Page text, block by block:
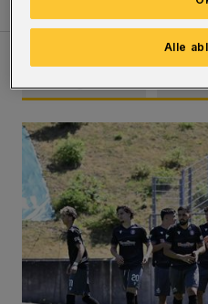
Liveticker: Wuppertaler SV
Alle